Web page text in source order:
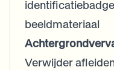
beeldmateriaal
Verwijder